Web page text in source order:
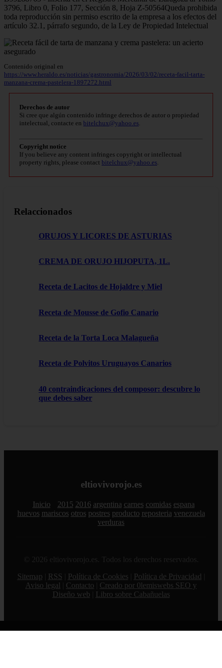
3796, Libro 0, Folio 177, Sección 8, Hoja Z-50564Queda prohibida
toda reproducción sin permiso escrito de la empresa a los efectos del
artículo 32.1, párrafo segundo, de la Ley de Propiedad Intelectual
Contenido original en
https://www.heraldo.es/noticias/gastronomia/2026/03/02/receta-facil-tarta-
manzana-crema-pastelera-1897272.html
Derechos de autor
Si cree que algún contenido infringe derechos de autor o propiedad
intelectual, contacte en bitelchux@yahoo.es.
Copyright notice
If you believe any content infringes copyright or intellectual
property rights, please contact bitelchux@yahoo.es.
Relaccionados
ORUJOS Y LICORES DE ASTURIAS
CREMA DE ORUJO HIJOPUTA, 1L.
Receta de Lacitos de Hojaldre y Miel
Receta de Mousse de Gofio Canario
Receta de la Torta Loca Malagueña
Receta de Polvitos Uruguayos Canarios
40 contraindicaciones del composor: descubre lo
que debes saber
eltiovivorojo.es
Inicio 2015 2016 argentina carnes comidas espana
huevos mariscos otros postres producto reposteria venezuela
verduras
© 2026 eltiovivorojo.es. Todos los derechos reservados.
Sitemap
RSS Política de Cookies Política de Privacidad
Aviso legal
Contacto
Creado por 0lemiswebs SEO y
Diseño web
Libro sobre Cabañuelas